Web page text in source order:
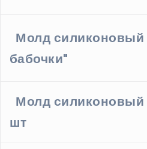
Молд силиконовый
бабочки"
Молд силиконовый
шт